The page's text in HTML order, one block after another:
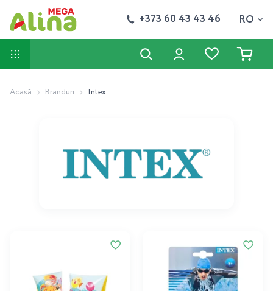
+373 60 43 43 46 RO
Acasă Branduri Intex